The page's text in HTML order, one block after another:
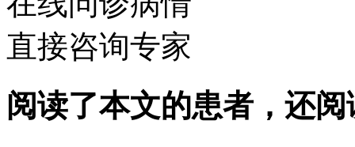
直接咨询专家
阅读了本文的患者，还